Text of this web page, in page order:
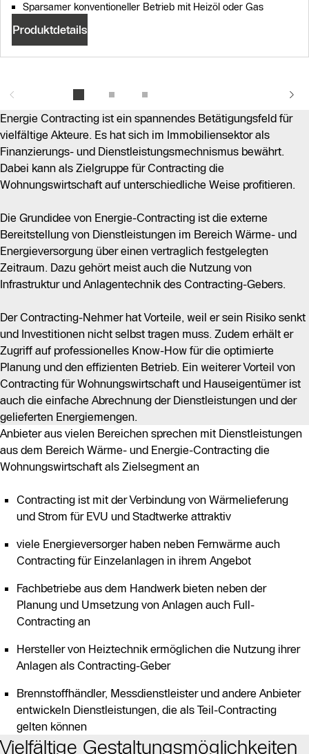
Sparsamer konventioneller Betrieb mit Heizöl oder Gas
Produktdetails
Energie Contracting ist ein spannendes Betätigungsfeld für
vielfältige Akteure. Es hat sich im Immobiliensektor als
Finanzierungs- und Dienstleistungsmechnismus bewährt.
Dabei kann als Zielgruppe für Contracting die
Wohnungswirtschaft auf unterschiedliche Weise profitieren.
Die Grundidee von Energie-Contracting ist die externe
Bereitstellung von Dienstleistungen im Bereich Wärme- und
Energieversorgung über einen vertraglich festgelegten
Zeitraum. Dazu gehört meist auch die Nutzung von
Infrastruktur und Anlagentechnik des Contracting-Gebers.
Der Contracting-Nehmer hat Vorteile, weil er sein Risiko senkt
und Investitionen nicht selbst tragen muss. Zudem erhält er
Zugriff auf professionelles Know-How für die optimierte
Planung und den effizienten Betrieb. Ein weiterer Vorteil von
Contracting für Wohnungswirtschaft und Hauseigentümer ist
auch die einfache Abrechnung der Dienstleistungen und der
gelieferten Energiemengen.
Anbieter aus vielen Bereichen sprechen mit Dienstleistungen
aus dem Bereich Wärme- und Energie-Contracting die
Wohnungswirtschaft als Zielsegment an
Contracting ist mit der Verbindung von Wärmelieferung
und Strom für EVU und Stadtwerke attraktiv
viele Energieversorger haben neben Fernwärme auch
Contracting für Einzelanlagen in ihrem Angebot
Fachbetriebe aus dem Handwerk bieten neben der
Planung und Umsetzung von Anlagen auch Full-
Contracting an
Hersteller von Heiztechnik ermöglichen die Nutzung ihrer
Anlagen als Contracting-Geber
Brennstoffhändler, Messdienstleister und andere Anbieter
entwickeln Dienstleistungen, die als Teil-Contracting
gelten können
Vielfältige Gestaltungsmöglichkeiten